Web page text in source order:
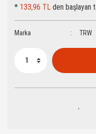
* 133,96 TL den başlayan
Marka TRW